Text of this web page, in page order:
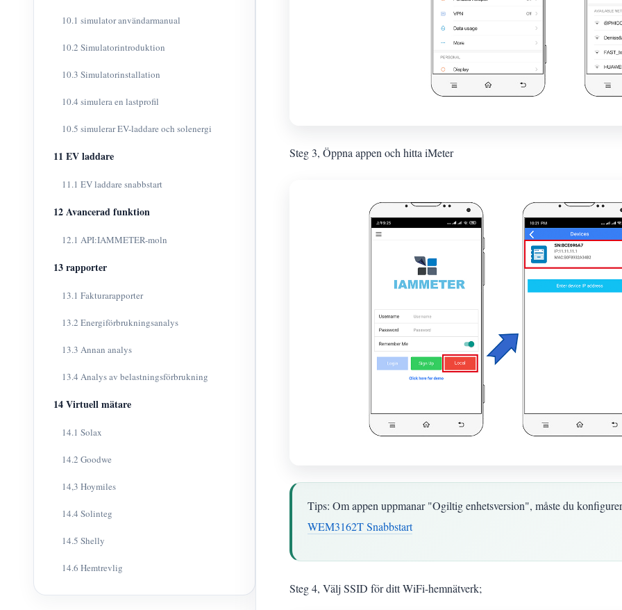
10.1 simulator användarmanual
10.2 Simulatorintroduktion
10.3 Simulatorinstallation
10.4 simulera en lastprofil
10.5 simulerar EV-laddare och solenergi
11 EV laddare
11.1 EV laddare snabbstart
12 Avancerad funktion
12.1 API:IAMMETER-moln
13 rapporter
13.1 Fakturarapporter
13.2 Energiförbrukningsanalys
13.3 Annan analys
13.4 Analys av belastningsförbrukning
14 Virtuell mätare
14.1 Solax
14.2 Goodwe
14,3 Hoymiles
14.4 Solinteg
14.5 Shelly
14.6 Hemtrevlig
Steg 3, Öppna appen och hitta iMeter
Tips: Om appen uppmanar "Ogiltig enhetsversion", måste du
WEM3162T Snabbstart
Steg 4, Välj SSID för ditt WiFi-hemnätverk;